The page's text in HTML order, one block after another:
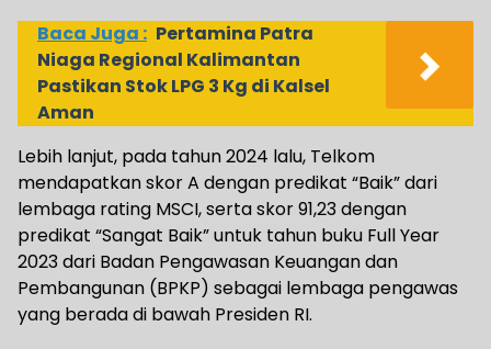
Baca Juga : Pertamina Patra
Niaga Regional Kalimantan
Pastikan Stok LPG 3 Kg di Kalsel
Aman
Lebih lanjut, pada tahun 2024 lalu, Telkom
mendapatkan skor A dengan predikat “Baik” dari
lembaga rating MSCI, serta skor 91,23 dengan
predikat “Sangat Baik” untuk tahun buku Full Year
2023 dari Badan Pengawasan Keuangan dan
Pembangunan (BPKP) sebagai lembaga pengawas
yang berada di bawah Presiden RI.